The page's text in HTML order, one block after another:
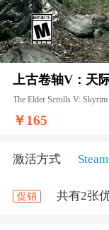
上古卷轴V：天
The Elder Scrolls V:
￥165
激活方式
促销 共有2张